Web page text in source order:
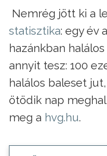
Nemrég jött ki a
statisztika: egy év
hazánkban
annyit tesz: 100
halálos baleset
ötödik nap
meg a hvg.hu.